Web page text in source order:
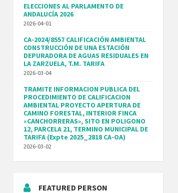
ELECCIONES AL PARLAMENTO DE
ANDALUCÍA 2026
2026-04-01
CA-2024/8557 CALIFICACIÓN AMBIENTAL
CONSTRUCCIÓN DE UNA ESTACIÓN
DEPURADORA DE AGUAS RESIDUALES EN
LA ZARZUELA, T.M. TARIFA
2026-03-04
TRAMITE INFORMACION PUBLICA DEL
PROCEDIMIENTO DE CALIFICACION
AMBIENTAL PROYECTO APERTURA DE
CAMINO FORESTAL, INTERIOR FINCA
«CANCHORRERAS», SITO EN POLIGONO
12, PARCELA 21, TERMINO MUNICIPAL DE
TARIFA (Expte 2025_2818 CA-OA)
2026-03-02
FEATURED PERSON